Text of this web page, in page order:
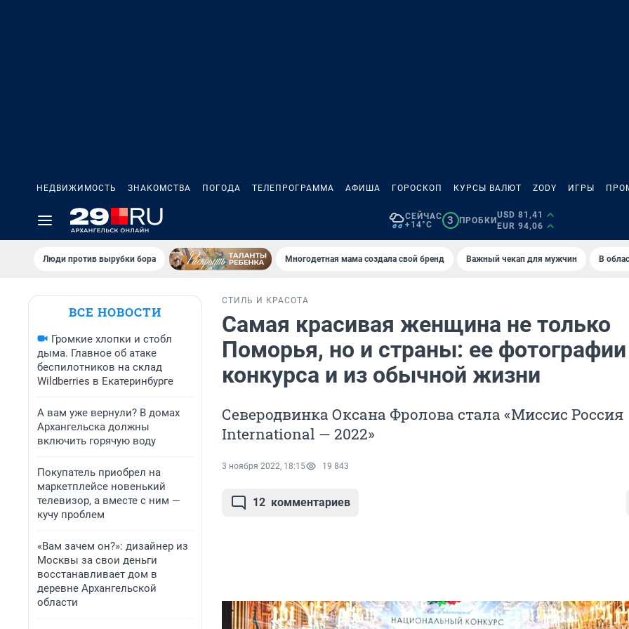
НЕДВИЖИМОСТЬ ЗНАКОМСТВА ПОГОДА ТЕЛЕПРОГРАММА АФИША ГОРОСКОП КУРСЫ ВАЛЮТ ZODY ИГРЫ
СЕЙЧАС
+14°C
3 ПРОБКИ
USD 81,41
EUR 94,06
Люди против вырубки бора Многодетная мама создала свой бренд Важный чекап для мужчин В
ВСЕ НОВОСТИ
Громкие хлопки и стобл
дыма. Главное об атаке
беспилотников на склад
Wildberries в Екатеринбурге
А вам уже вернули? В домах
Архангельска должны
включить горячую воду
Покупатель приобрел на
маркетплейсе новенький
телевизор, а вместе с ним —
кучу проблем
«Вам зачем он?»: дизайнер из
Москвы за свои деньги
восстанавливает дом в
деревне Архангельской
области
СТИЛЬ И КРАСОТА
Самая красивая женщина не только
Поморья, но и страны: ее
конкурса и из обычной жизни
Северодвинка Оксана Фролова стала «Миссис Россия
International — 2022»
3 ноября 2022, 18:15 19 843
12 комментариев